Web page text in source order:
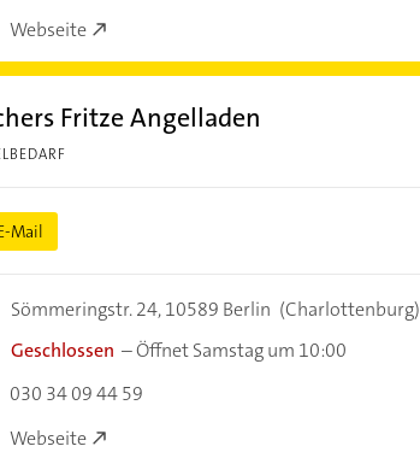
Webseite
Fritze Angelladen
Mail
Sömmeringstr. 24,10589 Berlin (Charlottenburg)
Geschlossen –Öffnet Samstag um 10:00
030 34 09 44 59
Webseite